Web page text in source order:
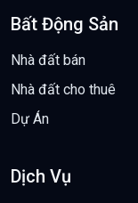
Bất Động Sản
Nhà đất bán
Nhà đất cho thuê
Dự Án
Dịch Vụ